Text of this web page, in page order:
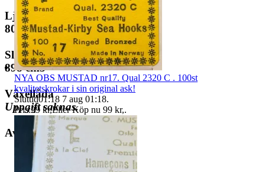
Ljudnivå vid körning
80 dB
Slagvolym
898 cm3
Växellåda
Uppgift saknas.
Avgasutsläpp
NYA OBS MUSTAD nr17. Qual 2320 C . 100st
kvalitetskrokar i sin original ask!
Sluttid01:18 7 aug 01:18.
Pris:29 kr,Eller Köp nu 99 kr,.